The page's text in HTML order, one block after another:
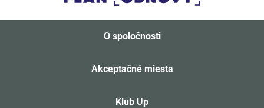
O spoločnosti
Akceptačné miesta
Klub Up